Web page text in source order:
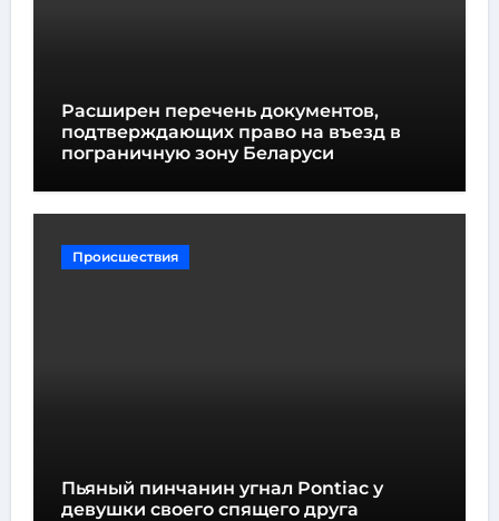
Расширен перечень документов,
подтверждающих право на въезд в
пограничную зону Беларуси
Происшествия
Пьяный пинчанин угнал Pontiac у
девушки своего спящего друга